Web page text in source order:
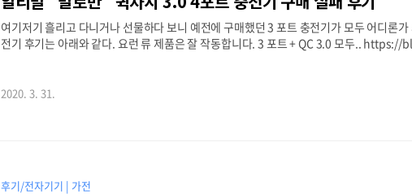
여기저기 흘리고 다니거나 선물하다 보니 예전에 구매했던 3 포트 충전기가 모두 어디론
전기 후기는 아래와 같다. 요런 류 제품은 잘 작동합니다. 3 포트 + QC 3.0 모두..
트.. blog.uhoon.co.kr 위 제품은 성공기이고.. 여하튼... 상품 이번에 새로 산 충전기의 설
2020. 3. 31.
후기/전자기기 | 가전